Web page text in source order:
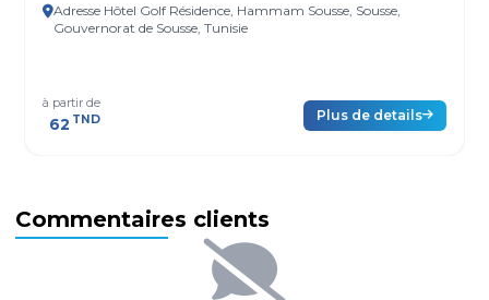
Adresse Hôtel Golf Résidence, Hammam Sousse, Sousse,
Gouvernorat de Sousse, Tunisie
à partir de
62 TND Plus de details
Commentaires clients